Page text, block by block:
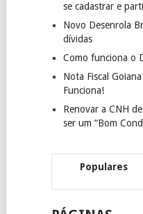
se cadastrar e
Novo Desenrola
dívidas
Como funciona o
Nota Fiscal
Funciona!
Renovar a CNH
ser um “Bom
Populares